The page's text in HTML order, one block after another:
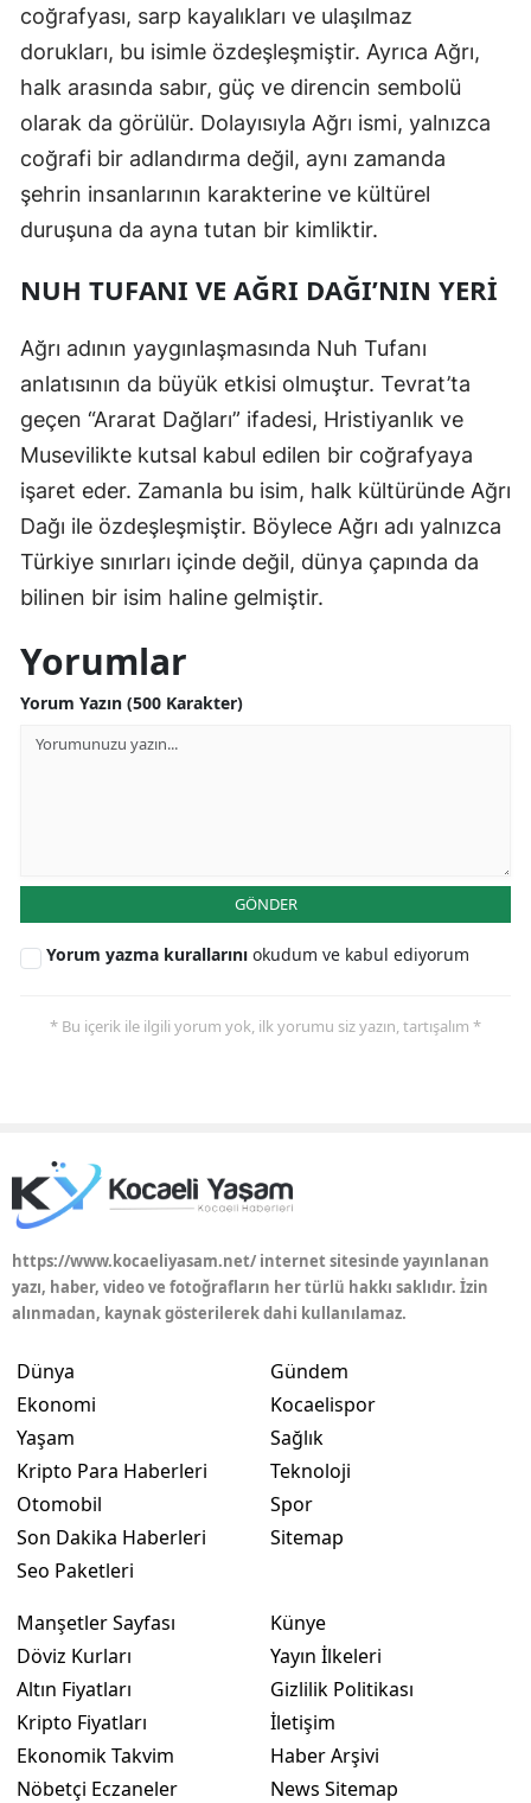
Batman
Şırnak
Bartın
Ardahan
Iğdır
Karabük
Kilis
Düzce
coğrafyası, sarp kayalıkları ve ulaşılmaz
dorukları, bu isimle özdeşleşmiştir. Ayrıca Ağrı,
halk arasında sabır, güç ve direncin sembolü
olarak da görülür. Dolayısıyla Ağrı ismi, yalnızca
coğrafi bir adlandırma değil, aynı zamanda
şehrin insanlarının karakterine ve kültürel
duruşuna da ayna tutan bir kimliktir.
NUH TUFANI VE AĞRI DAĞI’NIN YERI
Ağrı adının yaygınlaşmasında Nuh Tufanı
anlatısının da büyük etkisi olmuştur. Tevrat’ta
geçen “Ararat Dağları” ifadesi, Hristiyanlık ve
Musevilikte kutsal kabul edilen bir coğrafyaya
işaret eder. Zamanla bu isim, halk kültüründe Ağrı
Dağı ile özdeşleşmiştir. Böylece Ağrı adı yalnızca
Türkiye sınırları içinde değil, dünya çapında da
bilinen bir isim haline gelmiştir.
Yorumlar
Yorum Yazın (500 Karakter)
GÖNDER
Yorum yazma kurallarını okudum ve kabul ediyorum
* Bu içerik ile ilgili yorum yok, ilk yorumu siz yazın, tartışalım *
https://www.kocaeliyasam.net/ internet sitesinde yayınlanan
yazı, haber, video ve fotoğrafların her türlü hakkı saklıdır. İzin
alınmadan, kaynak gösterilerek dahi kullanılamaz.
Dünya
Ekonomi
Yaşam
Kripto Para Haberleri
Otomobil
Son Dakika Haberleri
Seo Paketleri
Gündem
Kocaelispor
Sağlık
Teknoloji
Spor
Sitemap
Manşetler Sayfası
Döviz Kurları
Altın Fiyatları
Kripto Fiyatları
Ekonomik Takvim
Nöbetçi Eczaneler
Künye
Yayın İlkeleri
Gizlilik Politikası
İletişim
Haber Arşivi
News Sitemap